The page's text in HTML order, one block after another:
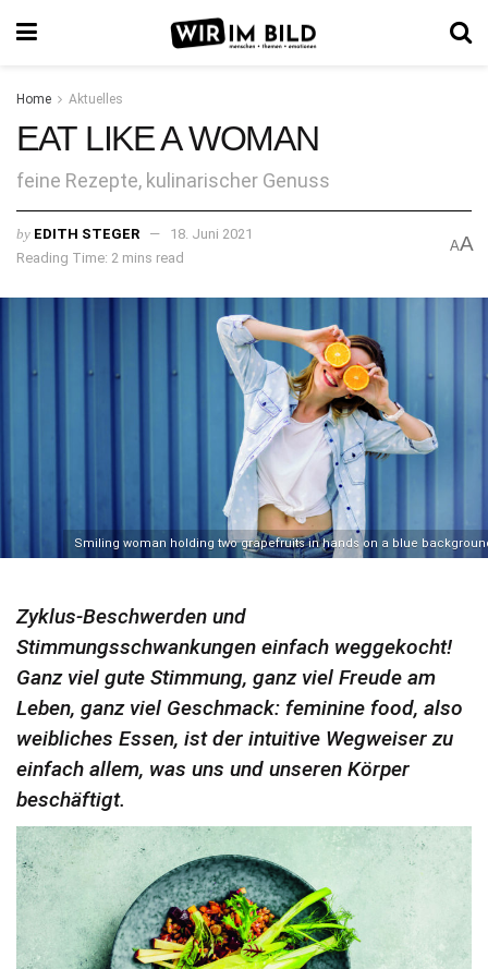
Home Aktuelles
EAT LIKE A WOMAN
feine Rezepte, kulinarischer Genuss
by EDITH STEGER
18. Juni 2021
Reading Time: 2 mins read
AA
Smiling woman holding two grapefruits in hands on a blue
Zyklus-Beschwerden und
Stimmungsschwankungen einfach weggekocht!
Ganz viel gute Stimmung, ganz viel Freude am
Leben, ganz viel Geschmack: feminine food, also
weibliches Essen, ist der intuitive Wegweiser zu
einfach allem, was uns und unseren Körper
beschäftigt.